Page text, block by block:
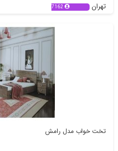
تهران 7162
تخت خواب مدل رامش